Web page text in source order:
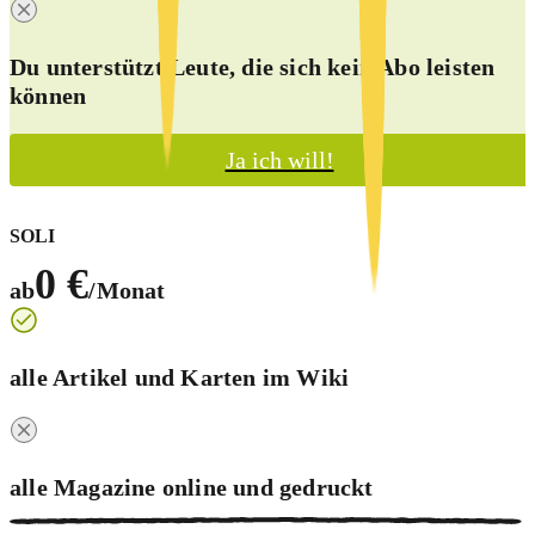
SOLI
ab0 €/Monat
alle Artikel und Karten im Wiki
alle Magazine online und gedruckt
Du unterstützt Leute, die sich kein Abo leisten
können
Ja ich will!